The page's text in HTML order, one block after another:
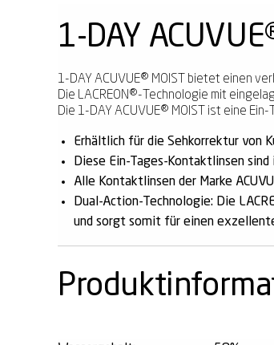
1-DAY
1-DAY ACUVUE® MOIST bietet einen
Die LACREON®-Technologie mit
Die 1-DAY ACUVUE® MOIST ist eine
Erhältlich für die Sehkorrektur von
Diese Ein-Tages-Kontaktlinsen
Alle Kontaktlinsen der Marke
Dual-Action-Technologie: Die
und sorgt somit für einen